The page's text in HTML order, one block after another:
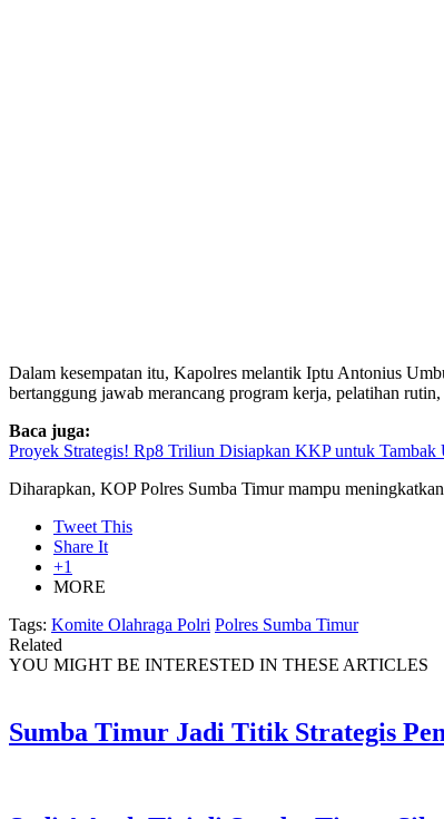
Dalam kesempatan itu, Kapolres melantik Iptu Antonius
bertanggung jawab merancang program kerja, pelatihan
Baca juga:
Proyek Strategis! Rp8 Triliun Disiapkan KKP untuk Tambak
Diharapkan, KOP Polres Sumba Timur mampu
Tweet This
Share It
+1
MORE
Tags: Komite Olahraga Polri Polres Sumba Timur
Related
YOU MIGHT BE INTERESTED IN THESE ARTICLES
Sumba Timur Jadi Titik Strategis